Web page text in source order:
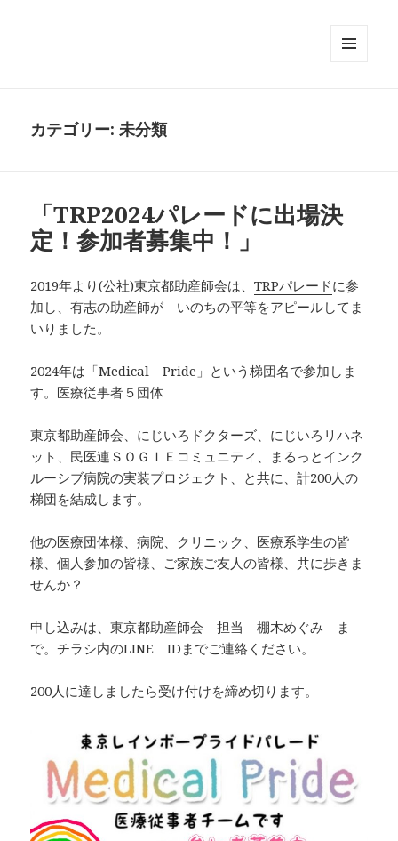
カテゴリー:未分類
「TRP2024パレードに出場決
定！参加者募集中！」
2019年より(公社)東京都助産師会は、TRPパレードに参
加し、有志の助産師が いのちの平等をアピールしてま
いりました。
2024年は「Medical Pride」という梯団名で参加しま
す。医療従事者５団体
東京都助産師会、にじいろドクターズ、にじいろリハネ
ット、民医連ＳＯＧＩＥコミュニティ、まるっとインク
ルーシブ病院の実装プロジェクト、と共に、計200人の
梯団を結成します。
他の医療団体様、病院、クリニック、医療系学生の皆
様、個人参加の皆様、ご家族ご友人の皆様、共に歩きま
せんか？
申し込みは、東京都助産師会 担当 棚木めぐみ ま
で。チラシ内のLINE IDまでご連絡ください。
200人に達しましたら受け付けを締め切ります。